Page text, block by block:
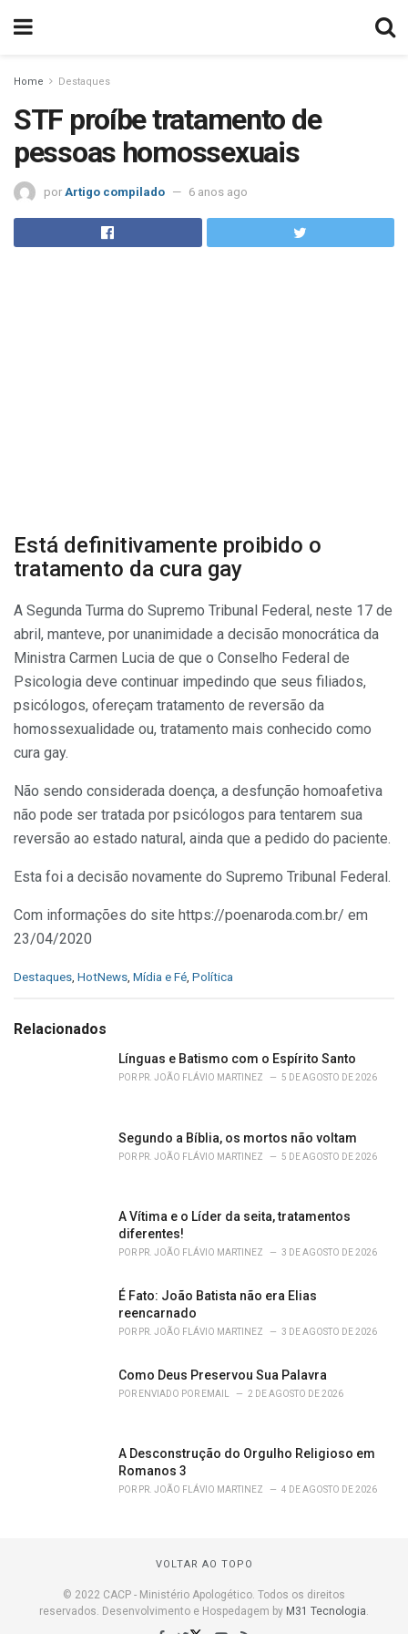
Home Destaques
STF proíbe tratamento de
pessoas homossexuais
por Artigo compilado 6 anos ago
Está definitivamente proibido o
tratamento da cura gay
A Segunda Turma do Supremo Tribunal Federal, neste 17 de
abril, manteve, por unanimidade a decisão monocrática da
Ministra Carmen Lucia de que o Conselho Federal de
Psicologia deve continuar impedindo que seus filiados,
psicólogos, ofereçam tratamento de reversão da
homossexualidade ou, tratamento mais conhecido como
cura gay.
Não sendo considerada doença, a desfunção homoafetiva
não pode ser tratada por psicólogos para tentarem sua
reversão ao estado natural, ainda que a pedido do paciente.
Esta foi a decisão novamente do Supremo Tribunal Federal.
Com informações do site https://poenaroda.com.br/ em
23/04/2020
C
e
Destaques HotNews Mídia e Fé Política
Relacionados
Línguas e Batismo com o Espírito Santo
POR PR. JOÃO FLÁVIO MARTINEZ 5 DE AGOSTO DE 2026
Segundo a Bíblia, os mortos não voltam
POR PR. JOÃO FLÁVIO MARTINEZ 5 DE AGOSTO DE 2026
A Vítima e o Líder da seita, tratamentos
diferentes!
POR PR. JOÃO FLÁVIO MARTINEZ 3 DE AGOSTO DE 2026
É Fato: João Batista não era Elias
reencarnado
POR PR. JOÃO FLÁVIO MARTINEZ 3 DE AGOSTO DE 2026
Como Deus Preservou Sua Palavra
POR ENVIADO POR EMAIL 2 DE AGOSTO DE 2026
A Desconstrução do Orgulho Religioso em
Romanos 3
POR PR. JOÃO FLÁVIO MARTINEZ 4 DE AGOSTO DE 2026
VOLTAR AO TOPO
© 2022 CACP - Ministério Apologético. Todos os direitos
reservados. Desenvolvimento e Hospedagem by M31 Tecnologia.